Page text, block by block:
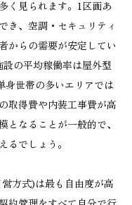
く見られます。1区画あ
き、空調・セキュリティ
からの需要が安定してい
の平均稼働率は屋外型
身世帯の多いエリアでは
取得費や内装工事費が高
なることが一般的で、
るでしょう。
方式)は最も自由度が高